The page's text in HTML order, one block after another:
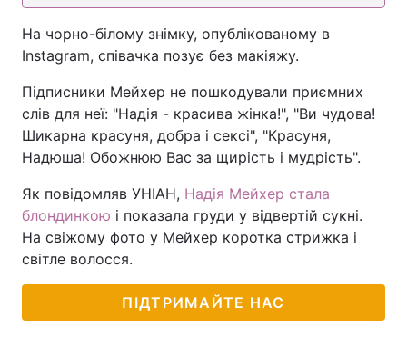
На чорно-білому знімку, опублікованому в
Instagram, співачка позує без макіяжу.
Підписники Мейхер не пошкодували приємних
слів для неї: "Надія - красива жінка!", "Ви чудова!
Шикарна красуня, добра і сексі", "Красуня,
Надюша! Обожнюю Вас за щирість і мудрість".
Як повідомляв УНІАН, Надія Мейхер стала
блондинкою і показала груди у відвертій сукні.
На свіжому фото у Мейхер коротка стрижка і
світле волосся.
ПІДТРИМАЙТЕ НАС